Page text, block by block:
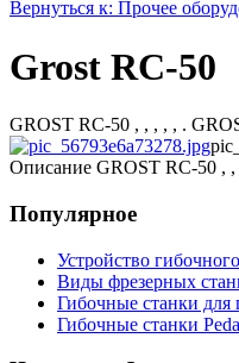
Вернуться к: Прочее
Grost RC-50
GROST RC-50 , , , , , .
Описание GROST RC-50 ,
Популярное
Устройство
Виды фрезерных
Гибочные станки
Гибочные станки